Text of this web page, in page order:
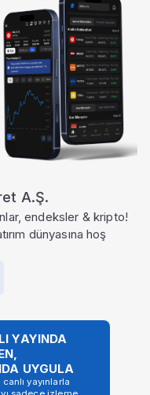
A.Ş.
endeksler & kripto!
dünyasına hoş
YAYINDA
UYGULA
yayınlarla